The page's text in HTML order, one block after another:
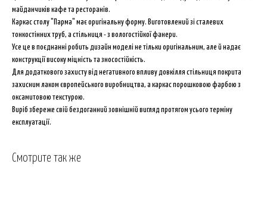
майданчиків кафе та ресторанів.
Каркас столу "Парма" має оригінальну форму. Виготовлений зі сталевих
тонкостінних труб, а стільниця - з вологостійкої фанери.
Усе це в поєднанні робить дизайн моделі не тільки оригінальним, але й надає
конструкції високу міцність та зносостійкість.
Для додаткового захисту від негативного впливу довкілля стільниця покрита
захисним лаком європейського виробництва, а каркас порошковою фарбою з
оксамитовою текстурою.
Виріб збереже свій бездоганний зовнішній вигляд протягом усього терміну
експлуатації.
Смотрите так же